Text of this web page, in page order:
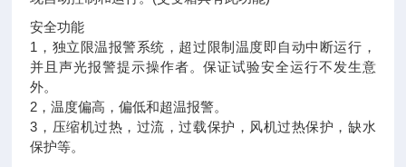
安全功能
1，独立限温报警系统，超过限制温度即自动中断运行，
并且声光报警提示操作者。保证试验安全运行不发生意
外。
2，温度偏高，偏低和超温报警。
3，压缩机过热，过流，过载保护，风机过热保护，缺水
保护等。